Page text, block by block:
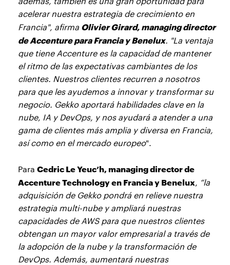
acelerar nuestra estrategia de crecimiento en
Francia", afirma Olivier Girard, managing director
de Accenture para Francia y Benelux. "La ventaja
que tiene Accenture es la capacidad de mantener
el ritmo de las expectativas cambiantes de los
clientes. Nuestros clientes recurren a nosotros
para que les ayudemos a innovar y transformar su
negocio. Gekko aportará habilidades clave en la
nube, IA y DevOps, y nos ayudará a atender a una
gama de clientes más amplia y diversa en Francia,
así como en el mercado europeo".
Para Cedric Le Yeuc’h, managing director de
Accenture Technology en Francia y Benelux, “la
adquisición de Gekko pondrá en relieve nuestra
estrategia multi-nube y ampliará nuestras
capacidades de AWS para que nuestros clientes
obtengan un mayor valor empresarial a través de
la adopción de la nube y la transformación de
DevOps. Además, aumentará nuestras